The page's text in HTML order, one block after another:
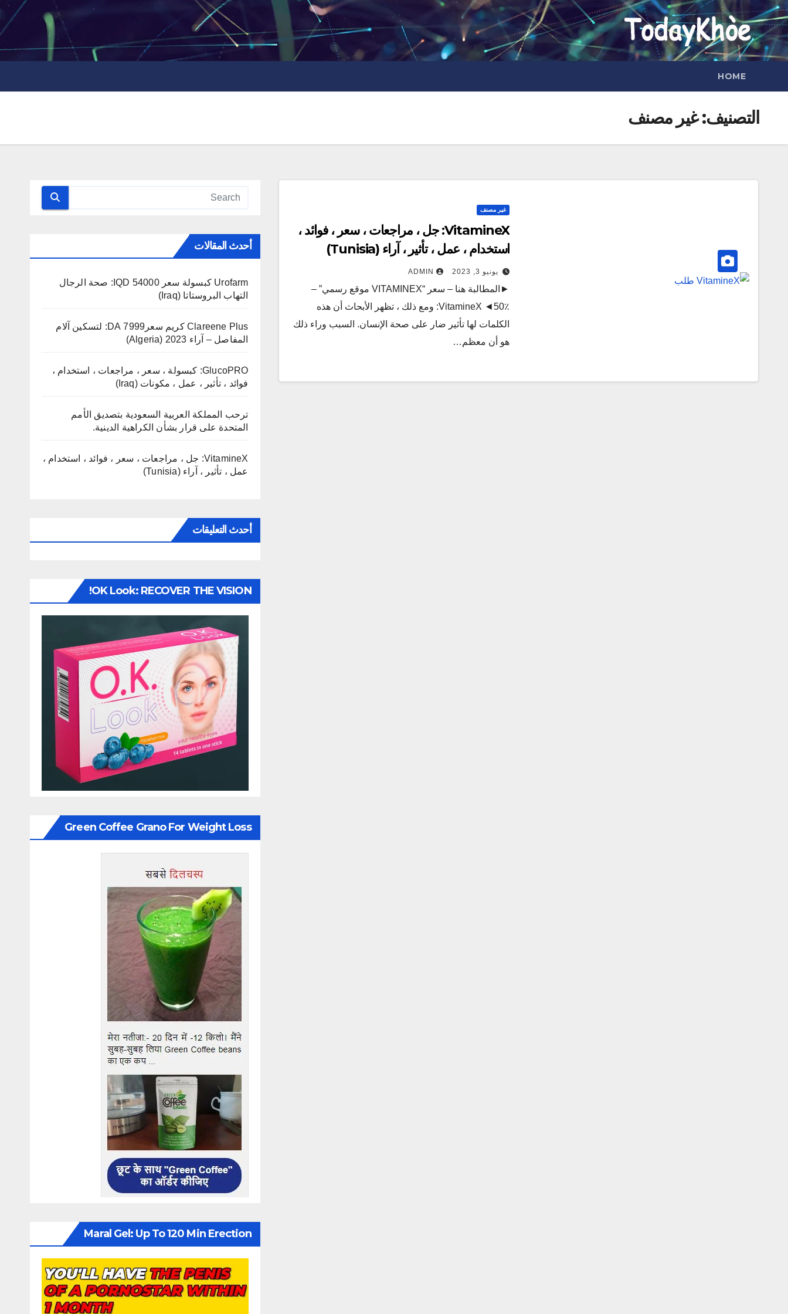
Skip
to
content
HOME
التصنيف:غير مصنف
غير مصنف
VitamineX: جل ، مراجعات ، سعر ، فوائد ،
استخدام ، عمل ، تأثير ، آراء (Tunisia)
يونيو 3, 2023 ADMIN
►المطالبة هنا – سعر “VITAMINEX موقع رسمي” –
٪50◄ VitamineX: ومع ذلك ، تظهر الأبحاث أن هذه
الكلمات لها تأثير ضار على صحة الإنسان. السبب وراء ذلك
هو أن معظم…
أحدث المقالات
Urofarm كبسولة سعر 54000 IQD: صحة الرجال
التهاب البروستاتا (Iraq)
Clareene Plus كريم سعر7999 DA: لتسكين آلام
المفاصل – آراء 2023 (Algeria)
GlucoPRO: كبسولة ، سعر ، مراجعات ، استخدام ،
فوائد ، تأثير ، عمل ، مكونات (Iraq)
ترحب المملكة العربية السعودية بتصديق الأمم
المتحدة على قرار بشأن الكراهية الدينية.
VitamineX: جل ، مراجعات ، سعر ، فوائد ، استخدام ،
عمل ، تأثير ، آراء (Tunisia)
أحدث التعليقات
OK Look: RECOVER THE VISION!
Green Coffee Grano For Weight Loss
Maral Gel: Up To 120 Min Erection